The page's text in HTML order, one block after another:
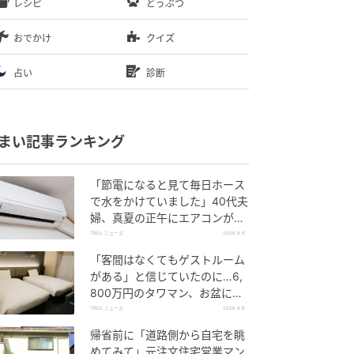
レシピ どうぶつ
おでかけ クイズ
占い 診断
い記事ランキング
「節電になると見て毎日ホース
で水をかけていました」40代夫
婦、真夏の正午にエアコンが効
かなくなった事態
TRILL ニュース 2026.8.8
「客間はなくてもゲストルーム
がある」と信じていたのに…6,
800万円のタワマン、お盆に義
両親2泊で直面した“誤算”【一級
TRILL ニュース 2026.8.8
帰省前に「道路側から自宅を眺
めてみて」元注文住宅営業マン